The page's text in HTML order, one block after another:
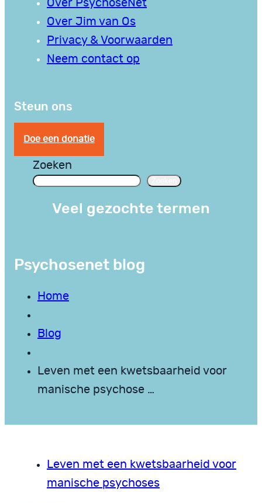
Over PsychoseNet
Over Jim van Os
Privacy & Voorwaarden
Neem contact op
Steun ons
Doe een donatie
Zoeken
Veel gezochte termen
Psychosenet blog
Home
Blog
Leven met een kwetsbaarheid voor
manische psychose …
Leven met een kwetsbaarheid voor
manische psychoses